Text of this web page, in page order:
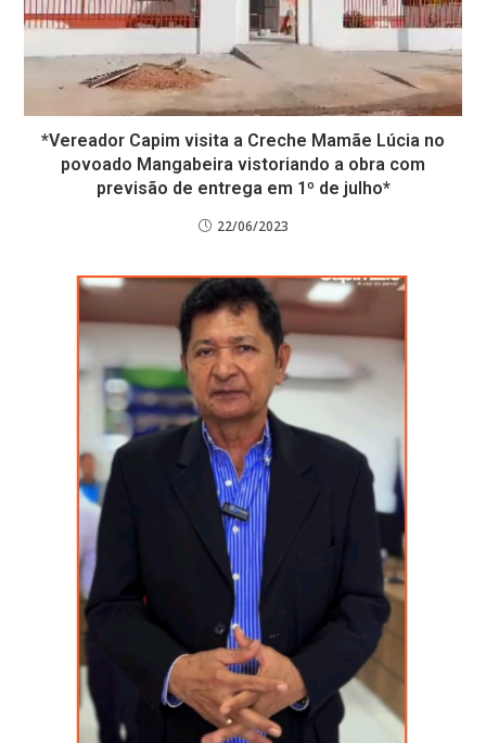
*Vereador Capim visita a Creche Mamãe Lúcia no
povoado Mangabeira vistoriando a obra com
previsão de entrega em 1º de julho*
22/06/2023